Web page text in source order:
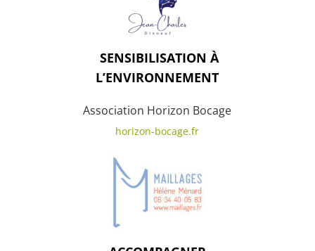
SENSIBILISATION À
L’ENVIRONNEMENT
Association Horizon Bocage
horizon-bocage.fr